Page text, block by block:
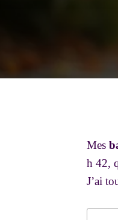
Mes
h 42,
J’ai